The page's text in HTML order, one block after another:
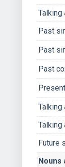
Talking
Past
Past
Past
Talking
Talking
Future
Nouns